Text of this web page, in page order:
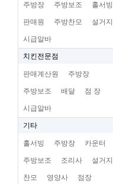
주방장 주방보조 홀서빙
판매원 주방찬모 설거지
시급알바
치킨전문점
판매계산원 주방장
주방보조 배달 점 장
시급알바
기타
홀서빙 주방장 카운터
주방보조 조리사 설거지
찬모 영양사 점장